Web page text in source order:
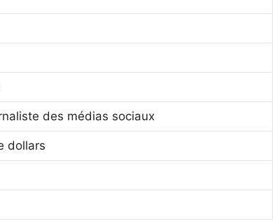
des médias sociaux
dollars